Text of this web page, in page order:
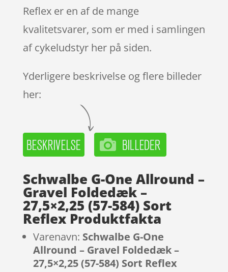
Reflex er en af de mange
kvalitetsvarer, som er med i samlingen
af cykeludstyr her på siden.
Yderligere beskrivelse og flere billeder
her:
Schwalbe G-One Allround –
Gravel Foldedæk –
27,5×2,25 (57-584) Sort
Reflex Produktfakta
Varenavn: Schwalbe G-One
Allround – Gravel Foldedæk –
27,5×2,25 (57-584) Sort Reflex